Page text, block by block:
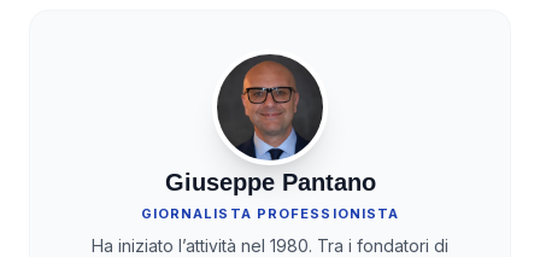
Giuseppe Pantano
GIORNALISTA PROFESSIONISTA
Ha iniziato l’attività nel 1980. Tra i fondatori di